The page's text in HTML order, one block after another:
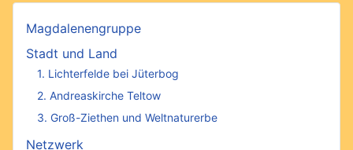
Magdalenengruppe
Stadt und Land
1. Lichterfelde bei Jüterbog
2. Andreaskirche Teltow
3. Groß-Ziethen und Weltnaturerbe
Netzwerk